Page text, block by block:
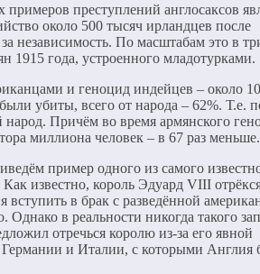
преступлений англосаксов
около 500 тысяч ирландцев после
независимость. По масштабам это в
1915 года, устроенного младотурками.
и геноцид индейцев – около
убиты, всего от народа – 62%. Т.е.
Причём во время армянского
миллиона человек – в 67 раз меньше.
пример одного из самого
известно, король Эдуард VIII
вступить в брак с разведённой
в реальности никогда такого
отречься королю из-за его явной
и Италии, с которыми Англия